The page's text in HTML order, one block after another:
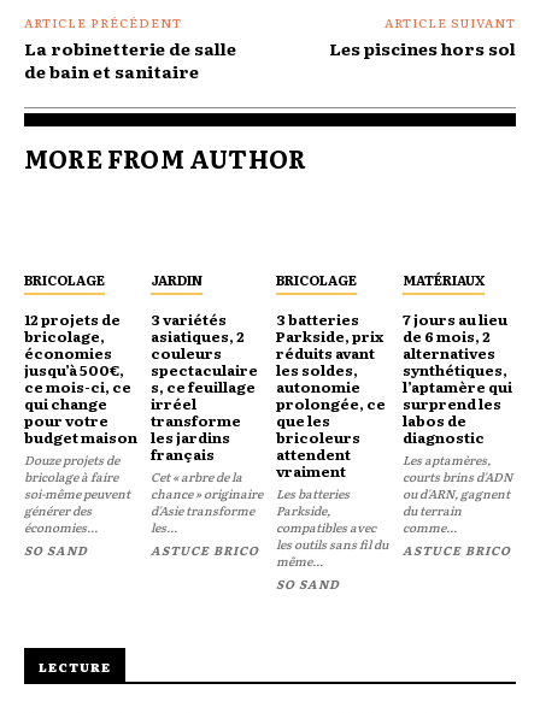
ARTICLE PRÉCÉDENT
La robinetterie de salle
de bain et sanitaire
ARTICLE SUIVANT
Les piscines hors sol
MORE FROM AUTHOR
BRICOLAGE
12 projets de
bricolage,
économies
jusqu’à 500€,
ce mois-ci, ce
qui change
pour votre
budget maison
Douze projets de
bricolage à faire
soi-même peuvent
générer des
économies...
SO SAND
JARDIN
3 variétés
asiatiques, 2
couleurs
spectaculaire
s, ce feuillage
irréel
transforme
les jardins
français
Cet « arbre de la
chance » originaire
d'Asie transforme
les...
ASTUCE BRICO
BRICOLAGE
3 batteries
Parkside, prix
réduits avant
les soldes,
autonomie
prolongée, ce
que les
bricoleurs
attendent
vraiment
Les batteries
Parkside,
compatibles avec
les outils sans fil du
même...
SO SAND
MATÉRIAUX
7 jours au lieu
de 6 mois, 2
alternatives
synthétiques,
l’aptamère qui
surprend les
labos de
diagnostic
Les aptamères,
courts brins d'ADN
ou d'ARN, gagnent
du terrain
comme...
ASTUCE BRICO
LECTURE